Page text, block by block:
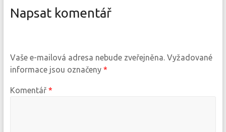
Napsat komentář
Vaše e-mailová adresa nebude zveřejněna. Vyžadované
informace jsou označeny *
Komentář *